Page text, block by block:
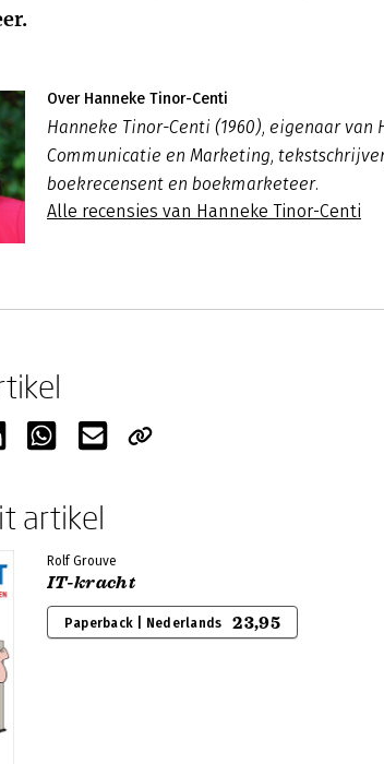
Over Hanneke Tinor-Centi
Hanneke Tinor-Centi (1960), eigenaar van
Communicatie en Marketing,
boekrecensent en boekmarketeer.
Alle recensies van Hanneke Tinor-Centi
artikel
Rolf Grouve
IT-kracht
Paperback | Nederlands 23,95